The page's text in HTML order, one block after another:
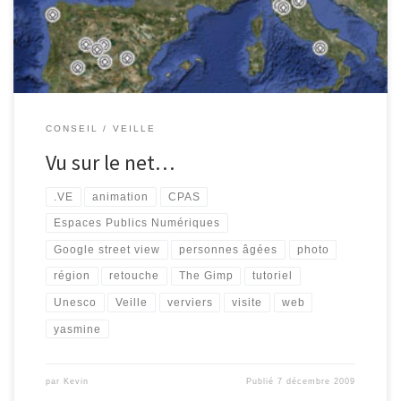
magnifique partenariat, avec le CPAS de Verviers. Grace aux […]
CONSEIL VEILLE
Vu sur le net…
.VE animation CPAS
Espaces Publics Numériques
Google street view personnes âgées photo
région retouche The Gimp tutoriel
Unesco Veille verviers visite web
yasmine
par Kevin Publié7 décembre 2009